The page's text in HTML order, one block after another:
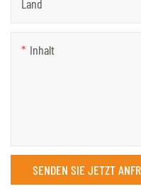
Land
Inhalt
SENDEN SIE JETZT